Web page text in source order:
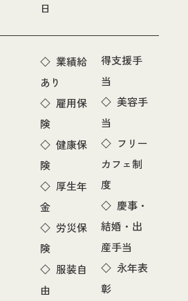
日
◇ 業績給
あり
◇ 雇用保
険
◇ 健康保
険
◇ 厚生年
金
◇ 労災保
険
◇ 服装自
由
得支援手
当
◇ 美容手
当
◇ フリー
カフェ制
度
◇ 慶事・
結婚・出
産手当
◇ 永年表
彰